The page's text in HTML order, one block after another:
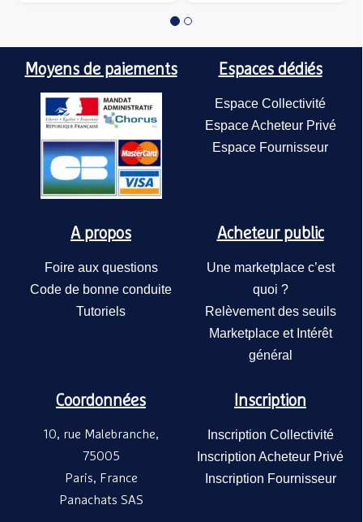
Moyens de paiements Espaces dédiés
Espace Collectivité
Espace Acheteur Privé
Espace Fournisseur
A propos
Foire aux questions
Code de bonne conduite
Tutoriels
Acheteur public
Une marketplace c’est
quoi ?
Relèvement des seuils
Marketplace et Intérêt
général
Coordonnées
10, rue Malebranche,
75005
Paris, France
Panachats SAS
Inscription
Inscription Collectivité
Inscription Acheteur Privé
Inscription Fournisseur